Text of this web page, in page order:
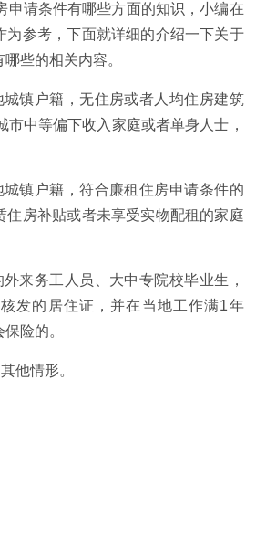
申请条件有哪些方面的知识，小编在
为参考，下面就详细的介绍一下关于
些的相关内容。
镇户籍，无住房或者人均住房建筑
市中等偏下收入家庭或者单身人士，
镇户籍，符合廉租住房申请条件的
住房补贴或者未享受实物配租的家庭
来务工人员、大中专院校毕业生，
发的居住证，并在当地工作满1年
险的。
他情形。